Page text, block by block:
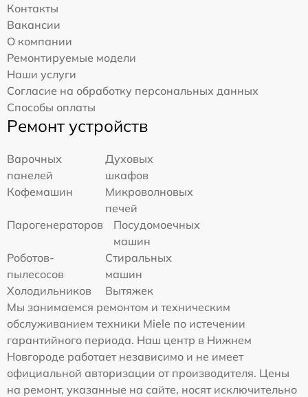
Контакты
Вакансии
О компании
Ремонтируемые модели
Наши услуги
Согласие на обработку персональных данных
Способы оплаты
Ремонт устройств
Варочных
панелей
Духовых
шкафов
Кофемашин
Микроволновых
печей
Парогенераторов
Посудомоечных
машин
Роботов-
пылесосов
Стиральных
машин
Холодильников
Вытяжек
Мы занимаемся ремонтом и техническим
обслуживанием техники Miele по истечении
гарантийного периода. Наш центр в Нижнем
Новгороде работает независимо и не имеет
официальной авторизации от производителя. Цены
на ремонт, указанные на сайте, носят исключительно